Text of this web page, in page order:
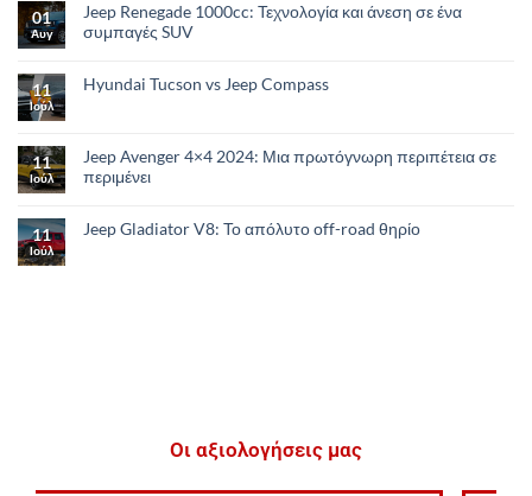
01
Αυγ
Jeep Renegade 1000cc: Τεχνολογία και άνεση σε ένα
συμπαγές SUV
11
Ιούλ
Hyundai Tucson vs Jeep Compass
11
Ιούλ
Jeep Avenger 4×4 2024: Μια πρωτόγνωρη περιπέτεια σε
περιμένει
11
Ιούλ
Jeep Gladiator V8: Το απόλυτο οff-road θηρίο
Οι αξιολογήσεις μας